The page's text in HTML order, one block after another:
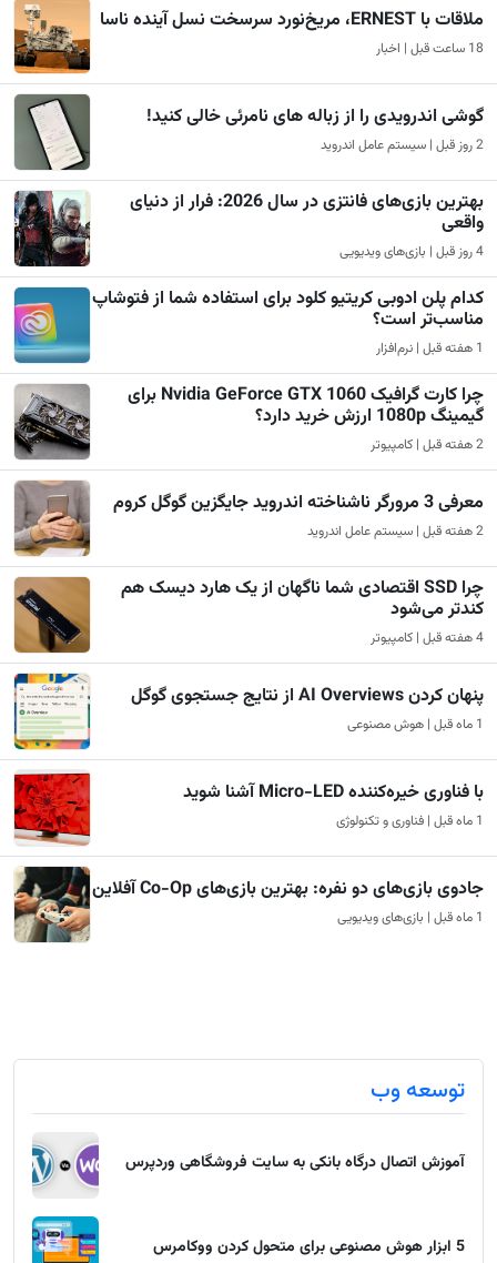
ملاقات با ERNEST، مریخ‌نورد سرسخت نسل آینده ناسا
18 ساعت قبل | اخبار
گوشی اندرویدی را از زباله های نامرئی خالی کنید!
2 روز قبل | سیستم عامل اندروید
بهترین بازی‌های فانتزی در سال 2026: فرار از دنیای
واقعی
4 روز قبل | بازی‌های ویدیویی
کدام پلن ادوبی کریتیو کلود برای استفاده شما از فتوشاپ
مناسب‌تر است؟
1 هفته قبل | نرم‌افزار
چرا کارت گرافیک Nvidia GeForce GTX 1060 برای
گیمینگ 1080p ارزش خرید دارد؟
2 هفته قبل | کامپیوتر
معرفی 3 مرورگر ناشناخته اندروید جایگزین گوگل کروم
2 هفته قبل | سیستم عامل اندروید
چرا SSD اقتصادی شما ناگهان از یک هارد دیسک هم
کندتر می‌شود
4 هفته قبل | کامپیوتر
پنهان کردن AI Overviews از نتایج جستجوی گوگل
1 ماه قبل | هوش مصنوعی
با فناوری خیره‌کننده Micro-LED آشنا شوید
1 ماه قبل | فناوری و تکنولوژی
جادوی بازی‌های دو نفره: بهترین بازی‌های Co-Op آفلاین
1 ماه قبل | بازی‌های ویدیویی
توسعه وب
آموزش اتصال درگاه بانکی به سایت فروشگاهی وردپرس
5 ابزار هوش مصنوعی برای متحول کردن ووکامرس